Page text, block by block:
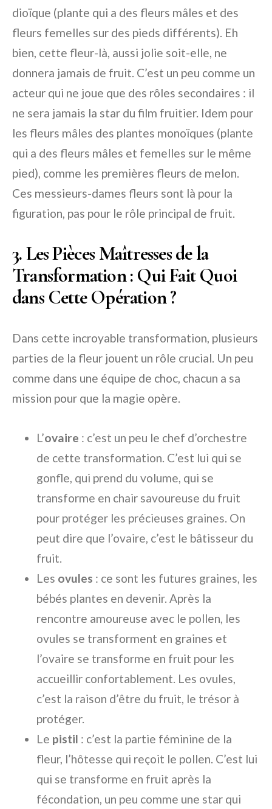
dioïque (plante qui a des fleurs mâles et des
fleurs femelles sur des pieds différents). Eh
bien, cette fleur-là, aussi jolie soit-elle, ne
donnera jamais de fruit. C’est un peu comme un
acteur qui ne joue que des rôles secondaires : il
ne sera jamais la star du film fruitier. Idem pour
les fleurs mâles des plantes monoïques (plante
qui a des fleurs mâles et femelles sur le même
pied), comme les premières fleurs de melon.
Ces messieurs-dames fleurs sont là pour la
figuration, pas pour le rôle principal de fruit.
3. Les Pièces Maîtresses de la
Transformation : Qui Fait Quoi
dans Cette Opération ?
Dans cette incroyable transformation, plusieurs
parties de la fleur jouent un rôle crucial. Un peu
comme dans une équipe de choc, chacun a sa
mission pour que la magie opère.
L’ovaire : c’est un peu le chef d’orchestre
de cette transformation. C’est lui qui se
gonfle, qui prend du volume, qui se
transforme en chair savoureuse du fruit
pour protéger les précieuses graines. On
peut dire que l’ovaire, c’est le bâtisseur du
fruit.
Les ovules : ce sont les futures graines, les
bébés plantes en devenir. Après la
rencontre amoureuse avec le pollen, les
ovules se transforment en graines et
l’ovaire se transforme en fruit pour les
accueillir confortablement. Les ovules,
c’est la raison d’être du fruit, le trésor à
protéger.
Le pistil : c’est la partie féminine de la
fleur, l’hôtesse qui reçoit le pollen. C’est lui
qui se transforme en fruit après la
fécondation, un peu comme une star qui